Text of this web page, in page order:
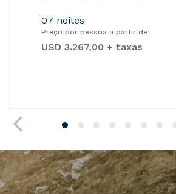
07 noites
Preço por pessoa a partir de
USD 3.267,00 + taxas